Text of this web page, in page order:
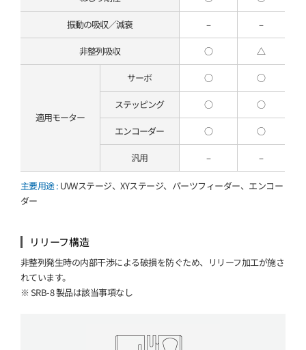
振動の吸収／減衰 – –
非整列吸収 ○ △
適用モーター
サーボ ○ ○
ステッピング ○ ○
エンコーダー ○ ○
汎用 – –
主要用途 : UVWステージ、XYステージ、パーツフィーダー、エンコー
ダー
リリーフ構造
非整列発生時の内部干渉による破損を防ぐため、リリーフ加工が施さ
れています。
※ SRB-8 製品は該当事項なし